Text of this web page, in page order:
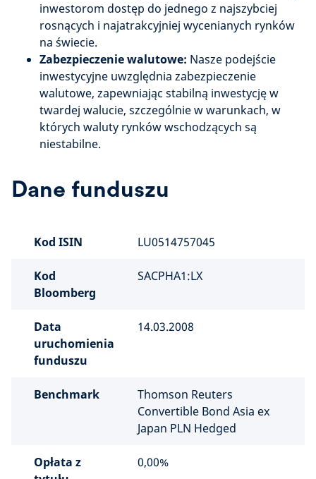
inwestorom dostęp do jednego z najszybciej
rosnących i najatrakcyjniej wycenianych rynków
na świecie.
Zabezpieczenie walutowe: Nasze podejście
inwestycyjne uwzględnia zabezpieczenie
walutowe, zapewniając stabilną inwestycję w
twardej walucie, szczególnie w warunkach, w
których waluty rynków wschodzących są
niestabilne.
Dane funduszu
Kod ISIN LU0514757045
Kod
Bloomberg
SACPHA1:LX
Data
uruchomienia
funduszu
14.03.2008
Benchmark
Thomson Reuters
Convertible Bond Asia ex
Japan PLN Hedged
Opłata z
0,00%